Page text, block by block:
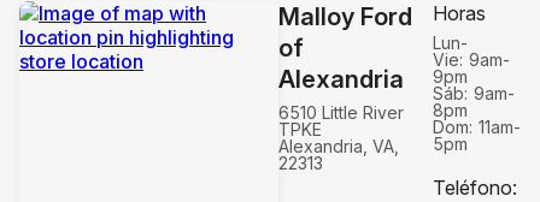
Malloy Ford
of
Alexandria
6510 Little River
TPKE
Alexandria, VA,
22313
Horas
Lun-
Vie: 9am-
9pm
Sáb: 9am-
8pm
Dom: 11am-
5pm
Teléfono: